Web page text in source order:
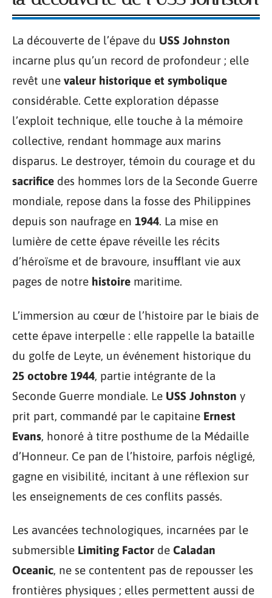
La découverte de l’épave du USS Johnston
incarne plus qu’un record de profondeur ; elle
revêt une valeur historique et symbolique
considérable. Cette exploration dépasse
l’exploit technique, elle touche à la mémoire
collective, rendant hommage aux marins
disparus. Le destroyer, témoin du courage et du
sacrifice des hommes lors de la Seconde Guerre
mondiale, repose dans la fosse des Philippines
depuis son naufrage en 1944. La mise en
lumière de cette épave réveille les récits
d’héroïsme et de bravoure, insufflant vie aux
pages de notre histoire maritime.
L’immersion au cœur de l’histoire par le biais de
cette épave interpelle : elle rappelle la bataille
du golfe de Leyte, un événement historique du
25 octobre 1944, partie intégrante de la
Seconde Guerre mondiale. Le USS Johnston y
prit part, commandé par le capitaine Ernest
Evans, honoré à titre posthume de la Médaille
d’Honneur. Ce pan de l’histoire, parfois négligé,
gagne en visibilité, incitant à une réflexion sur
les enseignements de ces conflits passés.
Les avancées technologiques, incarnées par le
submersible Limiting Factor de Caladan
Oceanic, ne se contentent pas de repousser les
frontières physiques ; elles permettent aussi de